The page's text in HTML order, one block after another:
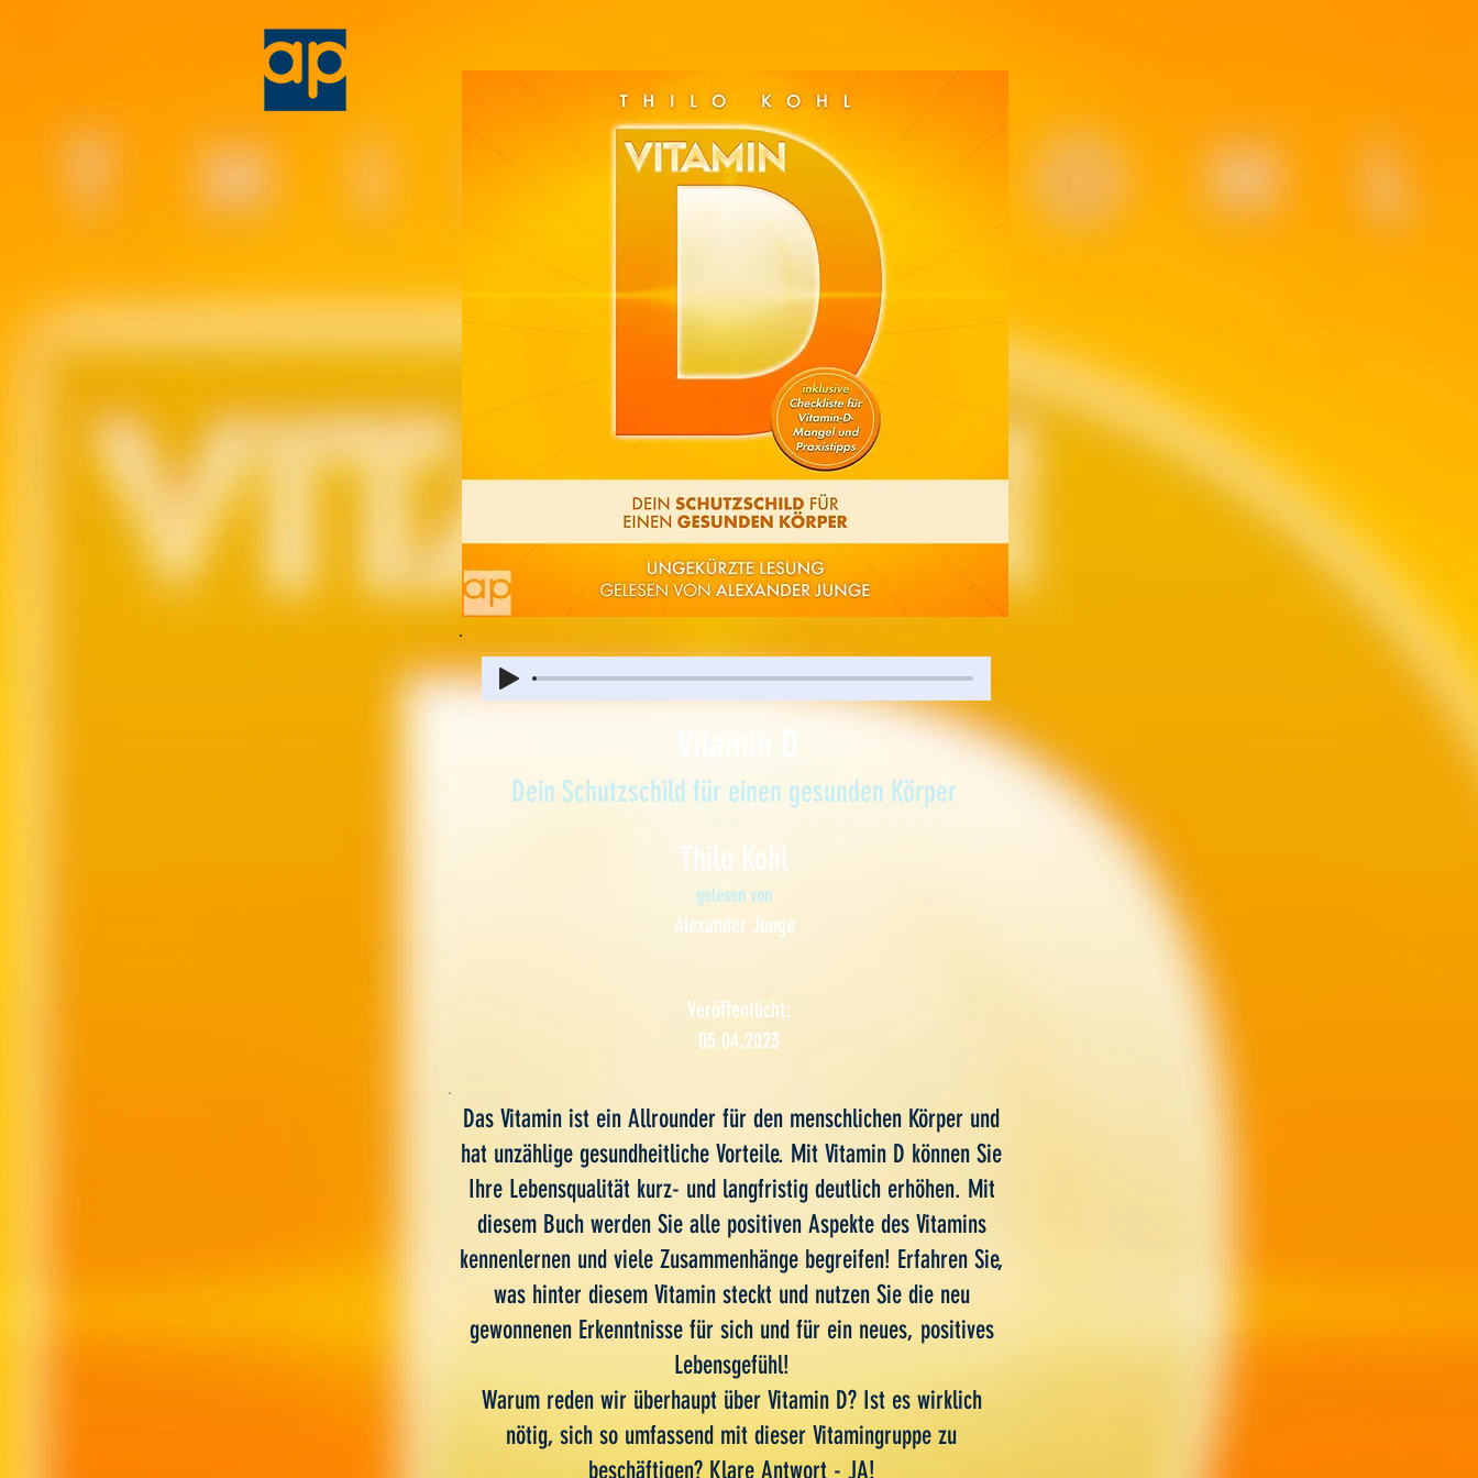
Dein Schutzschild für einen gesunden Körper
Thilo Kohl
gelesen von
Alexander Junge
Veröffentlicht:
05.04.2023
Das Vitamin ist ein Allrounder für den menschlichen Körper und
hat unzählige gesundheitliche Vorteile. Mit Vitamin D können Sie
Ihre Lebensqualität kurz- und langfristig deutlich erhöhen. Mit
diesem Buch werden Sie alle positiven Aspekte des Vitamins
kennenlernen und viele Zusammenhänge begreifen! Erfahren Sie,
was hinter diesem Vitamin steckt und nutzen Sie die neu
gewonnenen Erkenntnisse für sich und für ein neues, positives
Lebensgefühl!
Warum reden wir überhaupt über Vitamin D? Ist es wirklich
nötig, sich so umfassend mit dieser Vitamingruppe zu
beschäftigen? Klare Antwort - JA!